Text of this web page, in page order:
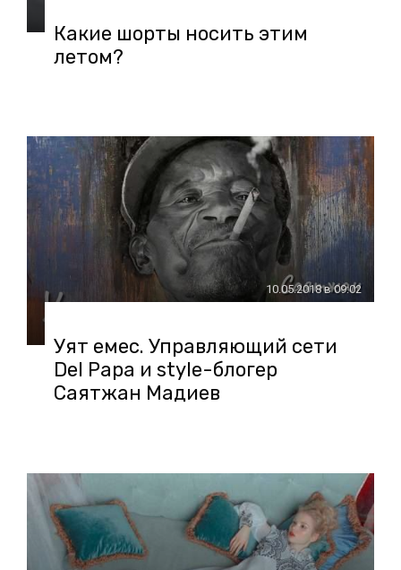
Какие шорты носить этим
летом?
10.05.2018 в 09:02
Уят емес. Управляющий сети
Del Papa и style-блогер
Саятжан Мадиев